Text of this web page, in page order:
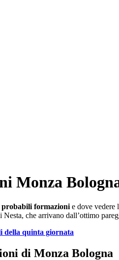
Monza
probabili formazioni e dove vedere
che arrivano dall’ottimo
della quinta giornata
di Monza Bologna